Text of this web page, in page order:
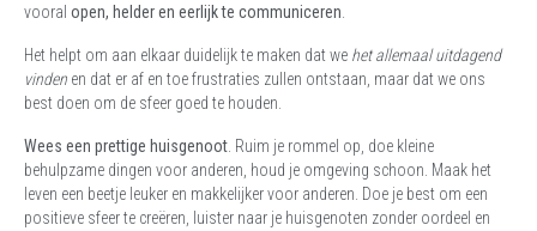
vooral open, helder en eerlijk te communiceren.
Het helpt om aan elkaar duidelijk te maken dat we het allemaal uitdagend
vinden en dat er af en toe frustraties zullen ontstaan, maar dat we ons
best doen om de sfeer goed te houden.
Wees een prettige huisgenoot. Ruim je rommel op, doe kleine
behulpzame dingen voor anderen, houd je omgeving schoon. Maak het
leven een beetje leuker en makkelijker voor anderen. Doe je best om een
positieve sfeer te creëren, luister naar je huisgenoten zonder oordeel en